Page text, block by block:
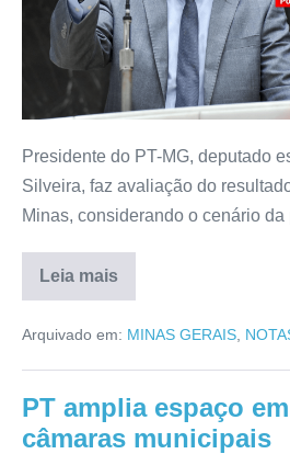
Presidente do PT-MG, deputado
Silveira, faz avaliação do
Minas, considerando o cenário
Leia mais
Arquivado em: MINAS GERAIS
PT amplia espaço
câmaras municipais